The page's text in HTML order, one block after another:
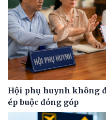
Hội phụ huynh không
ép buộc đóng góp